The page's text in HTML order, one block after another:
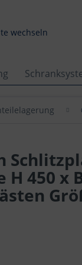
450 x